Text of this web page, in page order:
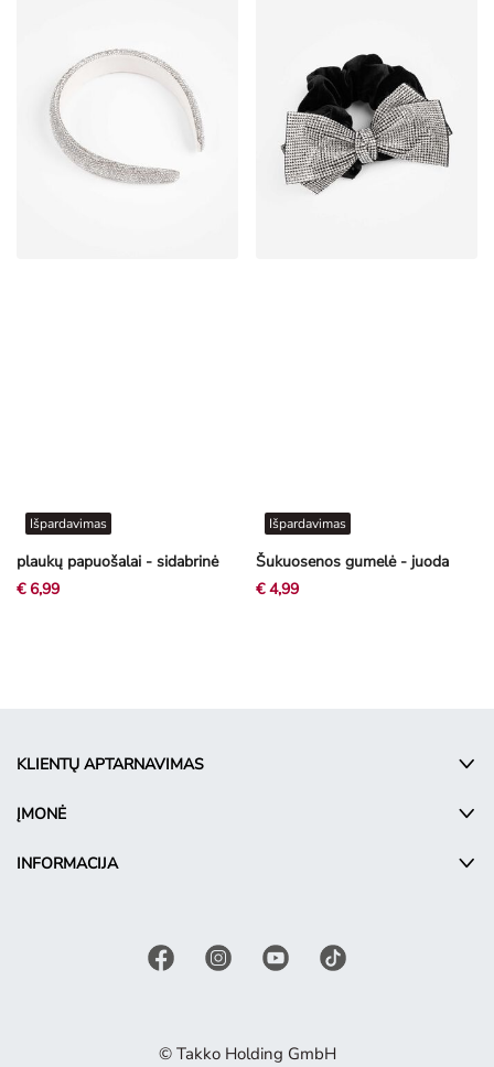
plaukų papuošalai - sidabrinė
Išpardavimas
€ 6,99
Šukuosenos gumelė - juoda
Išpardavimas
€ 4,99
KLIENTŲ APTARNAVIMAS
ĮMONĖ
INFORMACIJA
© Takko Holding GmbH